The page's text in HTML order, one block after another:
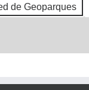
de Geoparques